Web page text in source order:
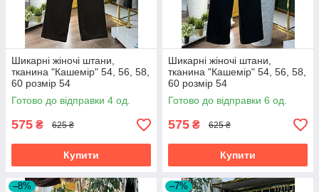
Шикарні жіночі штани,
тканина "Кашемір" 54, 56, 58,
60 розмір 54
Готово до відправки 4 од.
575 ₴ 625 ₴
Купити
Шикарні жіночі штани,
тканина "Кашемір" 54, 56, 58,
60 розмір 54
Готово до відправки 6 од.
575 ₴ 625 ₴
Купити
–8% –7%